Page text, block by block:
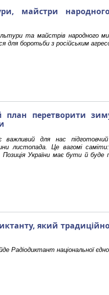
майстри
та майстрів народного
для боротьби з російським
план перетворити
важливий для нас
листопада. Це вагомі
України має бути й буде
який традиційно
Радіодиктант національної